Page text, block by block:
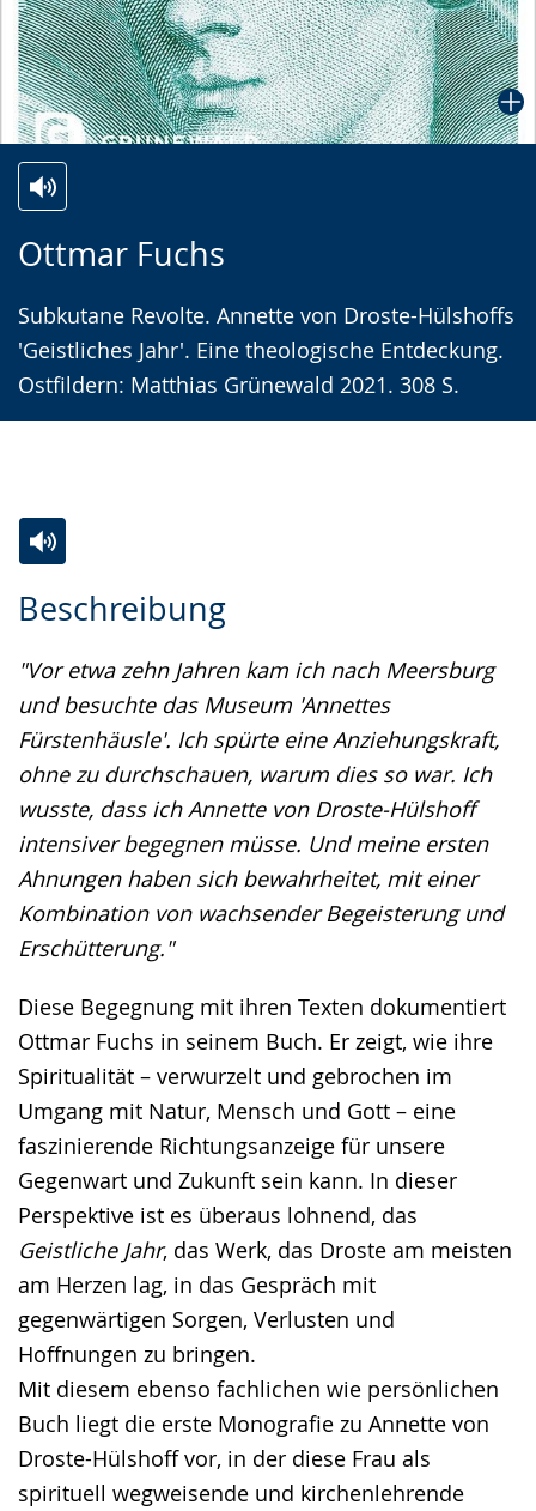
Ottmar Fuchs
Subkutane Revolte. Annette von Droste-Hülshoffs
'Geistliches Jahr'. Eine theologische Entdeckung.
Ostfildern: Matthias Grünewald 2021. 308 S.
Leichten
wechseln.
Audio-
Video
Deutscher
Gebärdensprache
wird
Beschreibung
"Vor etwa zehn Jahren kam ich nach Meersburg
und besuchte das Museum 'Annettes
Fürstenhäusle'. Ich spürte eine Anziehungskraft,
ohne zu durchschauen, warum dies so war. Ich
wusste, dass ich Annette von Droste-Hülshoff
intensiver begegnen müsse. Und meine ersten
Ahnungen haben sich bewahrheitet, mit einer
Kombination von wachsender Begeisterung und
Erschütterung."
Diese Begegnung mit ihren Texten dokumentiert
Ottmar Fuchs in seinem Buch. Er zeigt, wie ihre
Spiritualität – verwurzelt und gebrochen im
Umgang mit Natur, Mensch und Gott – eine
faszinierende Richtungsanzeige für unsere
Gegenwart und Zukunft sein kann. In dieser
Perspektive ist es überaus lohnend, das
Geistliche Jahr, das Werk, das Droste am meisten
am Herzen lag, in das Gespräch mit
gegenwärtigen Sorgen, Verlusten und
Hoffnungen zu bringen.
Mit diesem ebenso fachlichen wie persönlichen
Buch liegt die erste Monografie zu Annette von
Droste-Hülshoff vor, in der diese Frau als
spirituell wegweisende und kirchenlehrende
Leichten
wechseln.
Audio-
Video
Deutscher
Gebärdensprache
wird
angezeigt.